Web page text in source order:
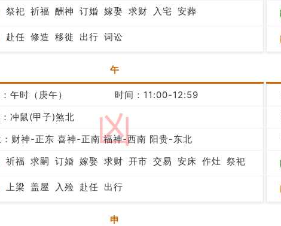
祭祀 祈福 酬神 订婚 嫁娶 求财 入宅 安葬
赴任 修造 移徙 出行 词讼
午
凶
午时（庚午）
时间：11:00-12:59
冲鼠(甲子)煞北
：财神-正东 喜神-正南 福神-西南 阳贵-东北
祈福 求嗣 订婚 嫁娶 求财 开市 交易 安床 作灶 祭祀
上梁 盖屋 入殓 赴任 出行
申